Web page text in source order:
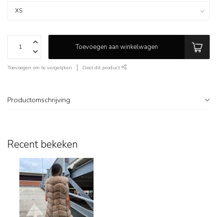
Toevoegen aan winkelwagen
Toevoegen om te vergelijken Deel dit product
Productomschrijving
Recent bekeken